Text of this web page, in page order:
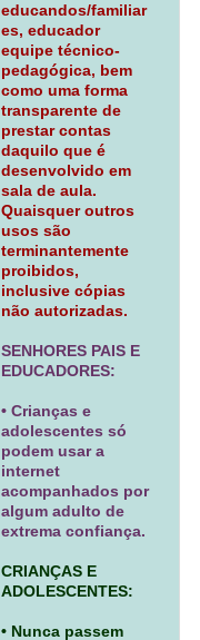
educandos/familiar
es, educador
equipe técnico-
pedagógica, bem
como uma forma
transparente de
prestar contas
daquilo que é
desenvolvido em
sala de aula.
Quaisquer outros
usos são
terminantemente
proibidos,
inclusive cópias
não autorizadas.
SENHORES PAIS E
EDUCADORES:
• Crianças e
adolescentes só
podem usar a
internet
acompanhados por
algum adulto de
extrema confiança.
CRIANÇAS E
ADOLESCENTES:
• Nunca passem